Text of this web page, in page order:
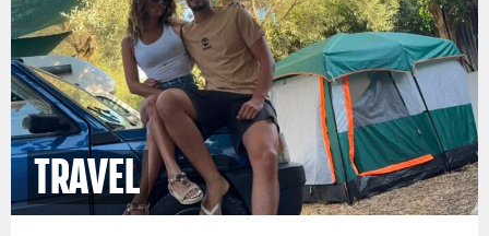
Travel